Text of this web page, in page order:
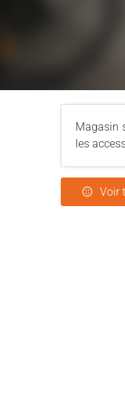
Magasin
les
Voir